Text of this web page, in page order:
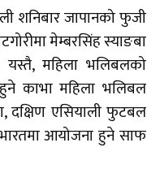
शनिबार जापानको फुजी
मेम्बरसिंह स्याङबा
यस्तै, महिला भलिबलको
काभा महिला भलिबल
दक्षिण एसियाली फुटबल
आयोजना हुने साफ